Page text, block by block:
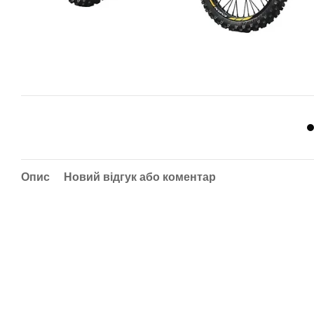
Опис Новий відгук або коментар